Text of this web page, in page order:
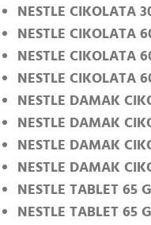
NESTLE CIKOLATA
NESTLE CIKOLATA
NESTLE CIKOLATA
NESTLE CIKOLATA
NESTLE DAMAK
NESTLE DAMAK
NESTLE DAMAK
NESTLE DAMAK
NESTLE TABLET 65
NESTLE TABLET 65